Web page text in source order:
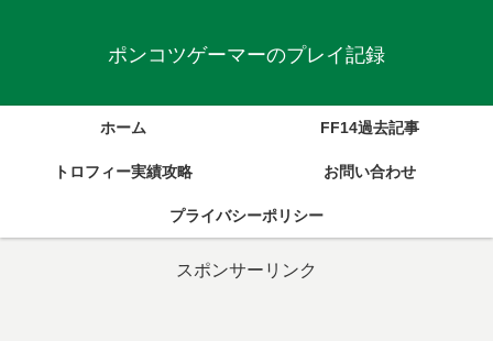
ポンコツゲーマーのプレイ記録
ホーム FF14過去記事
トロフィー実績攻略 お問い合わせ
プライバシーポリシー
スポンサーリンク